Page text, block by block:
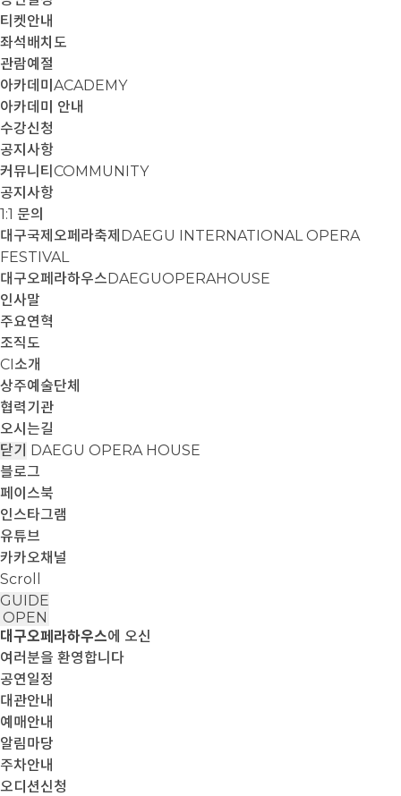
티켓안내
좌석배치도
관람예절
아카데미 ACADEMY
아카데미 안내
수강신청
공지사항
커뮤니티 COMMUNITY
공지사항
1:1 문의
대구국제오페라축제 DAEGU INTERNATIONAL OPERA
FESTIVAL
대구오페라하우스DAEGUOPERAHOUSE
인사말
주요연혁
조직도
CI소개
상주예술단체
협력기관
오시는길
닫기 DAEGU OPERA HOUSE
블로그
페이스북
인스타그램
유튜브
카카오채널
Scroll
GUIDE
OPEN
대구오페라하우스에 오신
여러분을 환영합니다
공연일정
대관안내
예매안내
알림마당
주차안내
오디션신청